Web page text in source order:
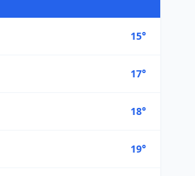
15°
17°
18°
19°